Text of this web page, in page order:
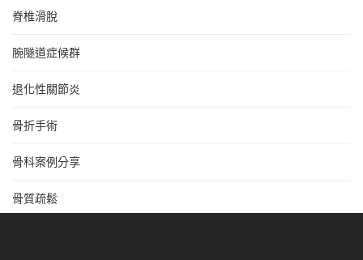
脊椎滑脫
腕隧道症候群
退化性關節炎
骨折手術
骨科案例分享
骨質疏鬆